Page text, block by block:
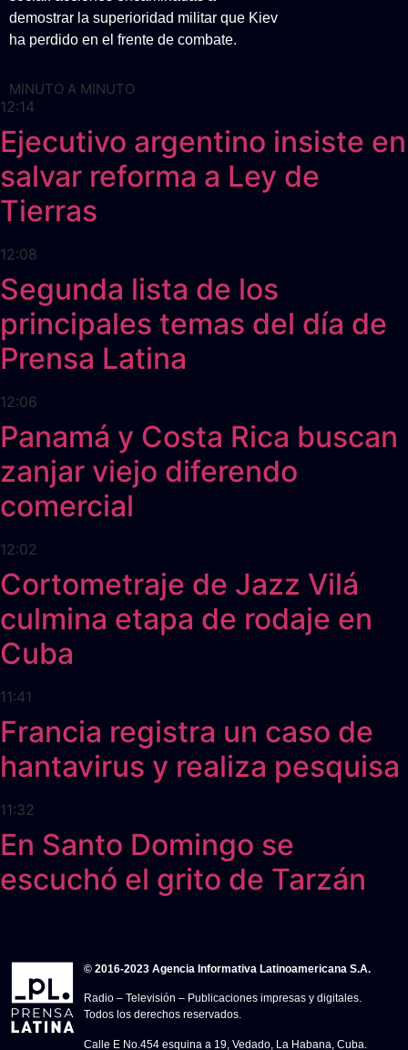
demostrar la superioridad militar que Kiev
ha perdido en el frente de combate.
MINUTO A MINUTO
12:14
Ejecutivo argentino insiste en
salvar reforma a Ley de
Tierras
12:08
Segunda lista de los
principales temas del día de
Prensa Latina
12:06
Panamá y Costa Rica buscan
zanjar viejo diferendo
comercial
12:02
Cortometraje de Jazz Vilá
culmina etapa de rodaje en
Cuba
11:41
Francia registra un caso de
hantavirus y realiza pesquisa
11:32
En Santo Domingo se
escuchó el grito de Tarzán
© 2016-2023 Agencia Informativa Latinoamericana S.A.
Radio – Televisión – Publicaciones impresas y digitales.
Todos los derechos reservados.
Calle E No.454 esquina a 19, Vedado, La Habana, Cuba.